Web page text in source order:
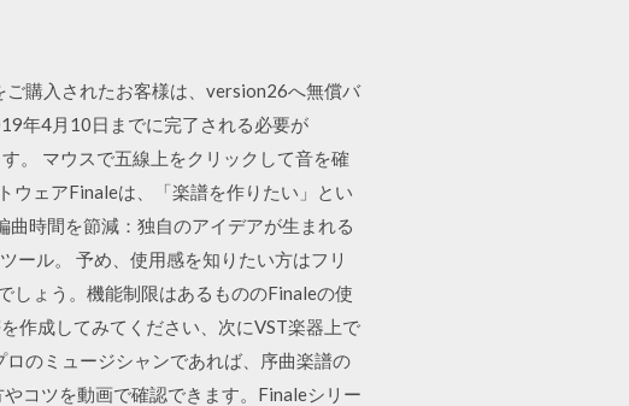
購入されたお客様は、version26へ無償バ
年4月10日までに完了される必要が
。 マウスで五線上をクリックして音を確
ウェアFinaleは、「楽譜を作りたい」とい
時間を節減：独自のアイデアが生まれる
ール。 予め、使用感を知りたい方はフリ
しょう。機能制限はあるもののFinaleの使
作成してみてください、次にVST楽器上で
のミュージシャンであれば、序曲楽譜の
コツを動画で確認できます。Finaleシリー